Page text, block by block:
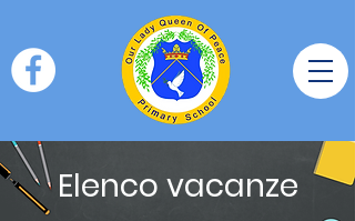
Elenco vacanze